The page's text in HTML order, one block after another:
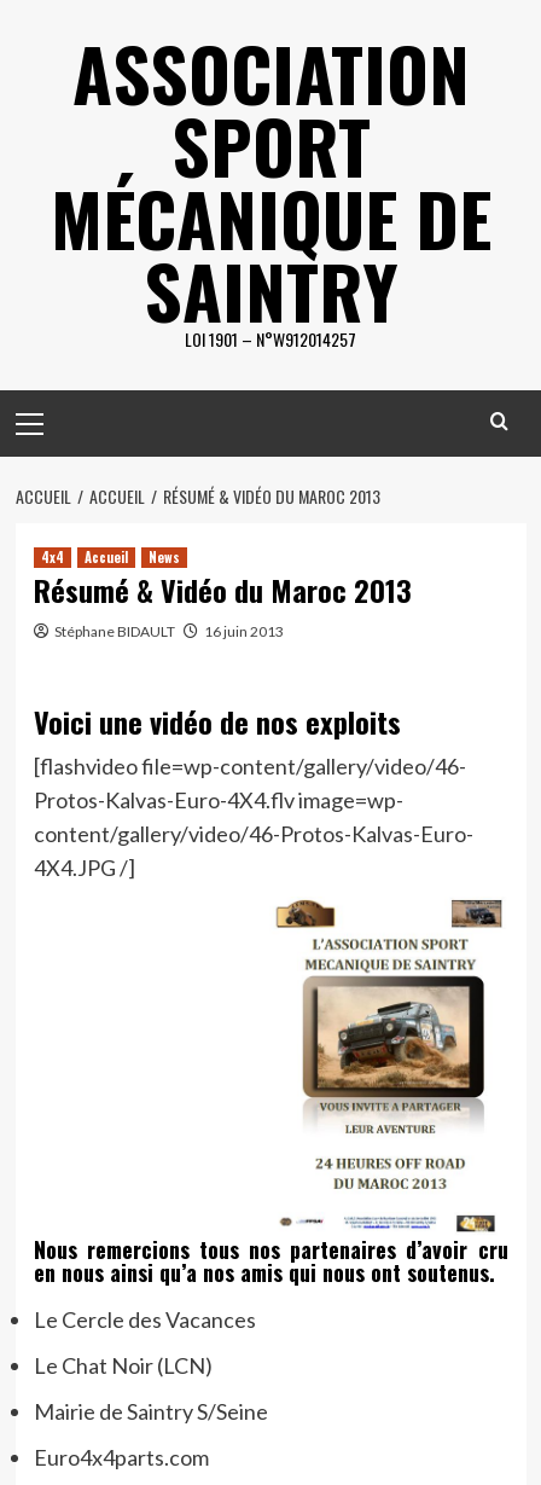
ASSOCIATION
SPORT
MÉCANIQUE DE
SAINTRY
LOI 1901 – N°W912014257
Menu
ACCUEIL ACCUEIL RÉSUMÉ & VIDÉO DU MAROC 2013
4x4 Accueil News
Résumé & Vidéo du Maroc 2013
Stéphane BIDAULT 16 juin 2013
Voici une vidéo de nos exploits
[flashvideo file=wp-content/gallery/video/46-
Protos-Kalvas-Euro-4X4.flv image=wp-
content/gallery/video/46-Protos-Kalvas-Euro-
4X4.JPG /]
Nous remercions tous nos partenaires d’avoir cru
en nous ainsi qu’a nos amis qui nous ont soutenus.
Le Cercle des Vacances
Le Chat Noir (LCN)
Mairie de Saintry S/Seine
Euro4x4parts.com